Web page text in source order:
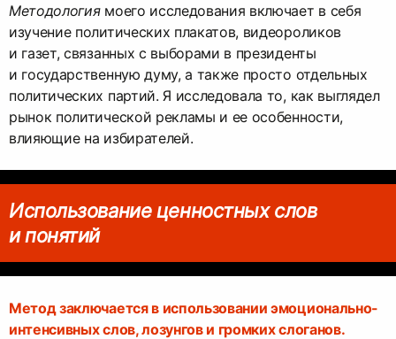
Методологиямоего исследования включает в себя
изучение политических плакатов, видеороликов
и газет, связанных с выборами в президенты
и государственную думу, а также просто отдельных
политических партий. Я исследовала то, как выглядел
рынок политической рекламы и ее особенности,
влияющие на избирателей.
Использование ценностных слов
и понятий
Метод заключается в использовании эмоционально-
интенсивных слов, лозунгов и громких слоганов.